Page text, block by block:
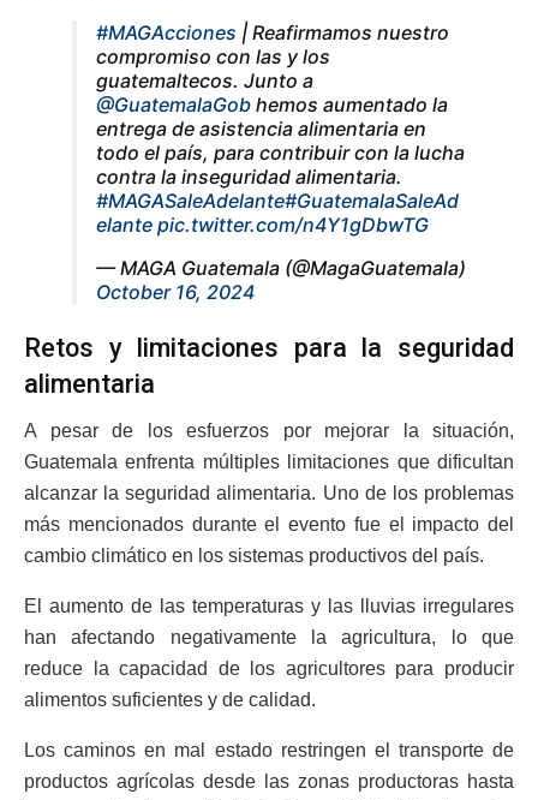
#MAGAcciones | Reafirmamos nuestro
compromiso con las y los
guatemaltecos. Junto a
@GuatemalaGob hemos aumentado la
entrega de asistencia alimentaria en
todo el país, para contribuir con la lucha
contra la inseguridad alimentaria.
#MAGASaleAdelante#GuatemalaSaleAd
elante pic.twitter.com/n4Y1gDbwTG
— MAGA Guatemala (@MagaGuatemala)
October 16, 2024
Retos y limitaciones para la seguridad
alimentaria
A pesar de los esfuerzos por mejorar la situación,
Guatemala enfrenta múltiples limitaciones que dificultan
alcanzar la seguridad alimentaria. Uno de los problemas
más mencionados durante el evento fue el impacto del
cambio climático en los sistemas productivos del país.
El aumento de las temperaturas y las lluvias irregulares
han afectando negativamente la agricultura, lo que
reduce la capacidad de los agricultores para producir
alimentos suficientes y de calidad.
Los caminos en mal estado restringen el transporte de
productos agrícolas desde las zonas productoras hasta